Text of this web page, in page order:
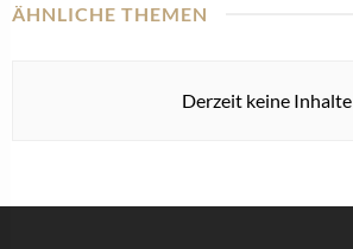
ÄHNLICHE THEMEN
Derzeit keine Inhalte